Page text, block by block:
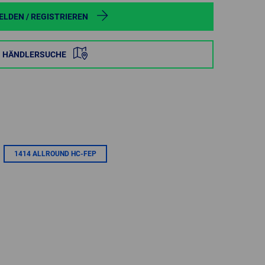
SPAIN
SWEDEN
/ REGISTRIEREN
HÄNDLERSUCHE
1414 ALLROUND HC-FEP